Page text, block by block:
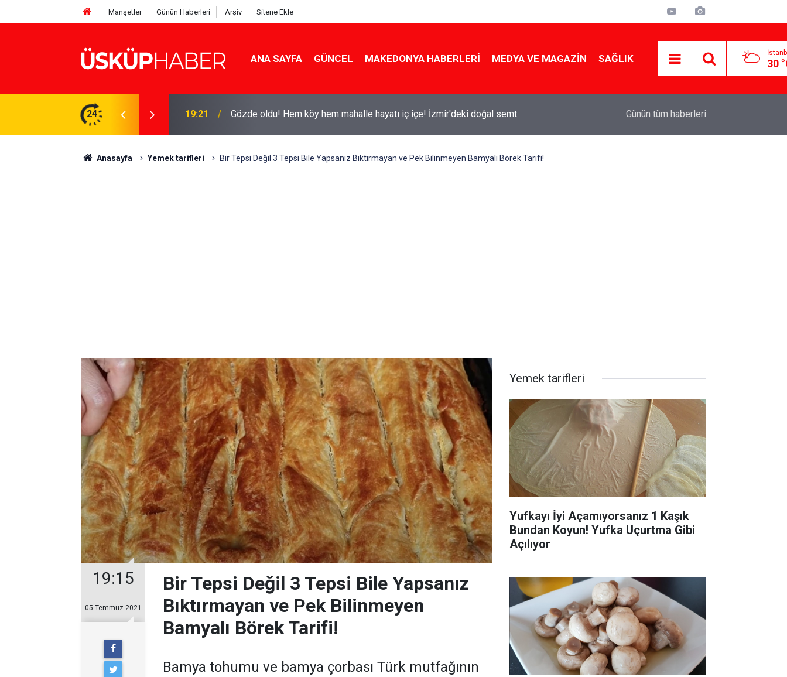
Manşetler Günün Haberleri Arşiv Sitene Ekle
ANA SAYFA GÜNCEL MAKEDONYA HABERLERI MEDYA VE MAGAZIN SAĞLIK 30
24 19:21 Gözde oldu! Hem köy hem mahalle hayatı iç içe! İzmir'deki doğal semt
yapmanın sırrı
Günün tüm haberleri
Anasayfa Yemek tarifleri Bir Tepsi Değil 3 Tepsi Bile Yapsanız Bıktırmayan ve Pek Bilinmeyen Bamyalı Börek Tarifi!
19:15
05 Temmuz 2021
Bir Tepsi Değil 3 Tepsi Bile Yapsanız
Bıktırmayan ve Pek Bilinmeyen
Bamyalı Börek Tarifi!
Bamya tohumu ve bamya çorbası Türk mutfağının
Yemek tarifleri
Yufkayı İyi Açamıyorsanız 1 Kaşık
Bundan Koyun! Yufka Uçurtma Gibi
Açılıyor